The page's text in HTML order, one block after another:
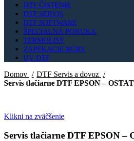
DTF ČISTENIE
DTF SERVIS
DTF SOFTWARE
ŠPECIALNÁ PONUKA
TERMOLISY
ZAPEKACIE RÚRY
UV DTF
Domov
DTF Servis a dovoz
Servis tlačiarne DTF EPSON –
Klikni na zväčšenie
Servis tlačiarne DTF EPSON –